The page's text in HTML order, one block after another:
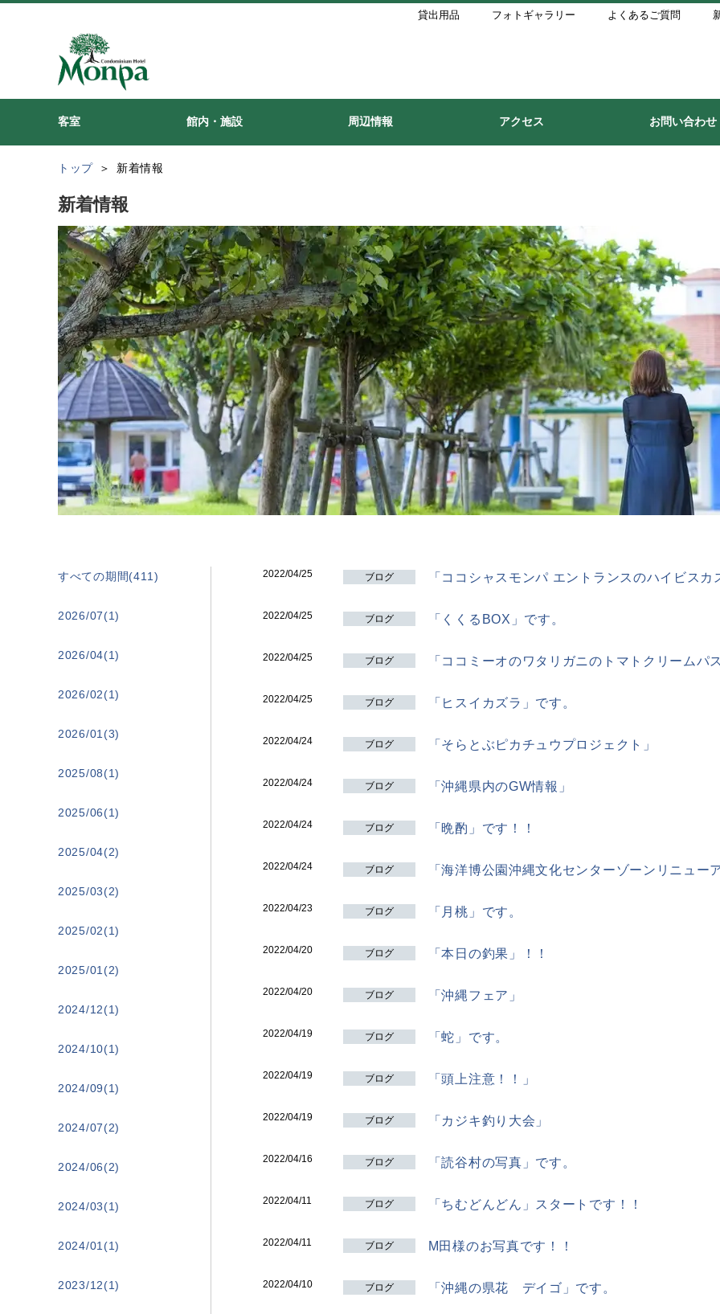
貸出用品 フォトギャラリー よくあるご質問
客室 館内・施設 周辺情報 アクセス お問い合わせ
トップ 新着情報
新着情報
すべての期間(411)
2026/07(1)
2026/04(1)
2026/02(1)
2026/01(3)
2025/08(1)
2025/06(1)
2025/04(2)
2025/03(2)
2025/02(1)
2025/01(2)
2024/12(1)
2024/10(1)
2024/09(1)
2024/07(2)
2024/06(2)
2024/03(1)
2024/01(1)
2023/12(1)
2022/04/25 ブログ 「ココシャスモンパ エントランスのハイビスカ
2022/04/25 ブログ 「くくるBOX」です。
2022/04/25 ブログ 「ココミーオのワタリガニのトマトクリームパ
2022/04/25 ブログ 「ヒスイカズラ」です。
2022/04/24 ブログ 「そらとぶピカチュウプロジェクト」
2022/04/24 ブログ 「沖縄県内のGW情報」
2022/04/24 ブログ 「晩酌」です！！
2022/04/24 ブログ 「海洋博公園沖縄文化センターゾーンリニュー
2022/04/23 ブログ 「月桃」です。
2022/04/20 ブログ 「本日の釣果」！！
2022/04/20 ブログ 「沖縄フェア」
2022/04/19 ブログ 「蛇」です。
2022/04/19 ブログ 「頭上注意！！」
2022/04/19 ブログ 「カジキ釣り大会」
2022/04/16 ブログ 「読谷村の写真」です。
2022/04/11 ブログ 「ちむどんどん」スタートです！！
2022/04/11 ブログ M田様のお写真です！！
2022/04/10 ブログ 「沖縄の県花 デイゴ」です。